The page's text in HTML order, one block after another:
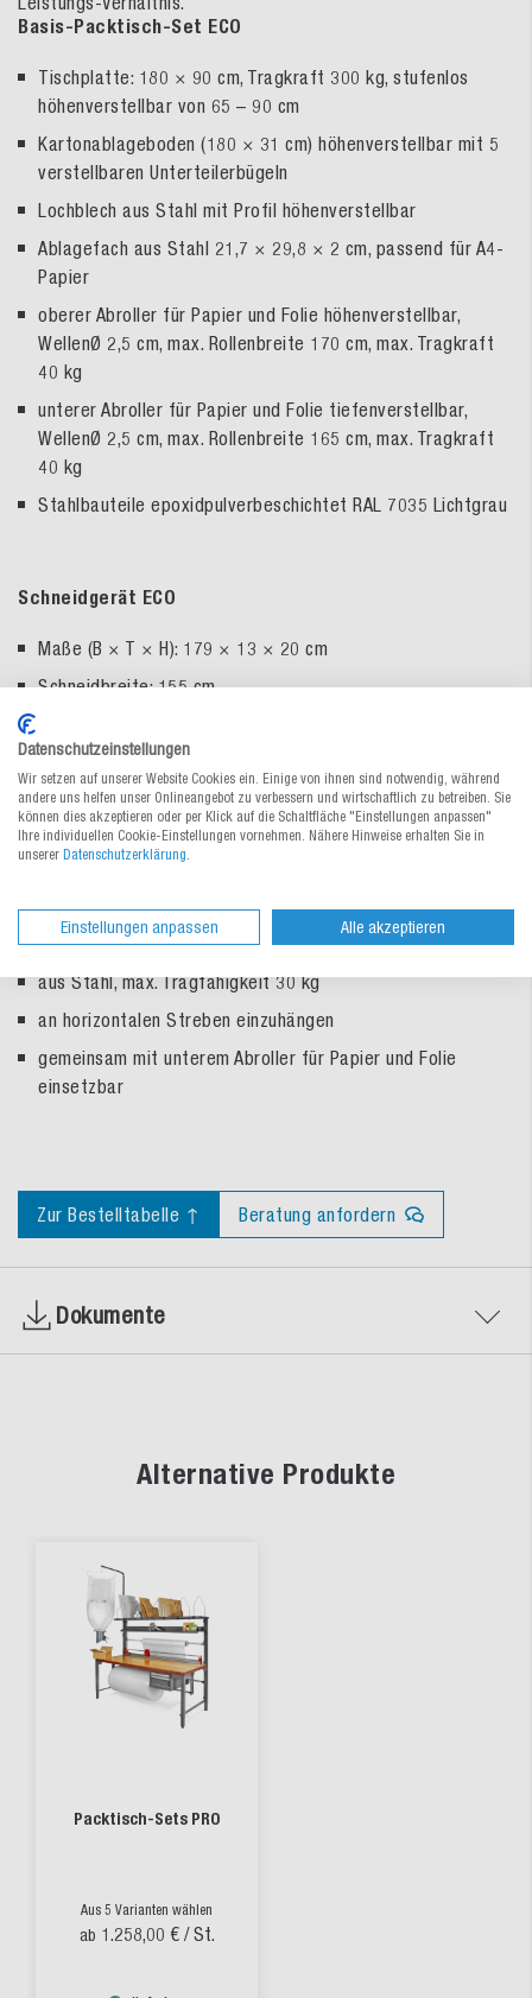
Basis-Packtisch-Set ECO
Tischplatte: 180 × 90 cm, Tragkraft 300 kg, stufenlos
höhenverstellbar von 65 – 90 cm
Kartonablageboden (180 × 31 cm) höhenverstellbar mit 5
verstellbaren Unterteilerbügeln
Lochblech aus Stahl mit Profil höhenverstellbar
Ablagefach aus Stahl 21,7 × 29,8 × 2 cm, passend für A4-
Papier
oberer Abroller für Papier und Folie höhenverstellbar,
WellenØ 2,5 cm, max. Rollenbreite 170 cm, max. Tragkraft
40 kg
unterer Abroller für Papier und Folie tiefenverstellbar,
WellenØ 2,5 cm, max. Rollenbreite 165 cm, max. Tragkraft
40 kg
Stahlbauteile epoxidpulverbeschichtet RAL 7035 Lichtgrau
Schneidgerät ECO
Maße (B × T × H): 179 × 13 × 20 cm
Schneidbreite: 155 cm
2 Materialien gleichzeitig verarbeitbar
Ersatzmesser auf Anfrage erhältlich
Ablagefläche: 172 × 46 cm
aus Stahl, max. Tragfähigkeit 30 kg
an horizontalen Streben einzuhängen
gemeinsam mit unterem Abroller für Papier und Folie
einsetzbar
Zur Bestelltabelle ↑ Beratung anfordern
Dokumente
Alternative Produkte
Packtisch-Sets PRO
Aus 5 Varianten wählen
ab 1.258,00 € / St.
Datenschutzeinstellungen
Wir setzen auf unserer Website Cookies ein. Einige von ihnen sind notwendig, während
andere uns helfen unser Onlineangebot zu verbessern und wirtschaftlich zu betreiben. Sie
können dies akzeptieren oder per Klick auf die Schaltfläche "Einstellungen anpassen"
Ihre individuellen Cookie-Einstellungen vornehmen. Nähere Hinweise erhalten Sie in
unserer Datenschutzerklärung.
Einstellungen anpassen Alle akzeptieren